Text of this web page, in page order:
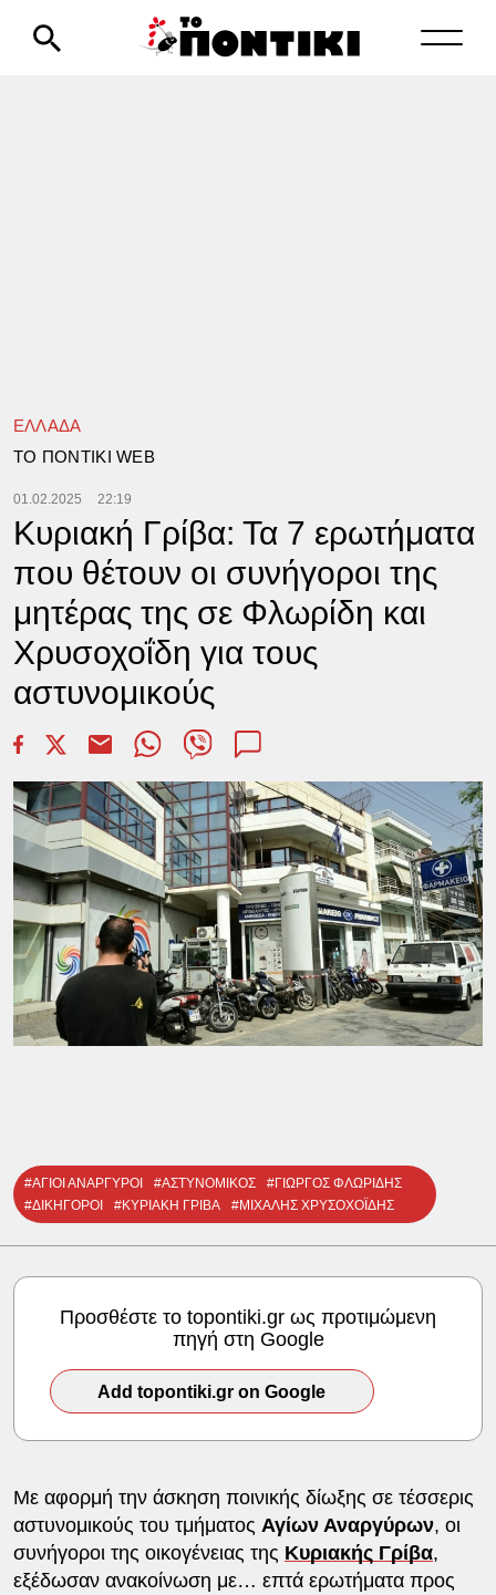
ΕΛΛΑΔΑ
TΟ ΠΟΝΤΙΚΙ WEB
01.02.2025 22:19
Κυριακή Γρίβα: Τα 7 ερωτήματα
που θέτουν οι συνήγοροι της
μητέρας της σε Φλωρίδη και
Χρυσοχοΐδη για τους
αστυνομικούς
#ΑΓΙΟΙ ΑΝΑΡΓΥΡΟΙ #ΑΣΤΥΝΟΜΙΚΟΣ
#ΓΙΩΡΓΟΣ ΦΛΩΡΙΔΗΣ
#ΔΙΚΗΓΟΡΟΙ
#ΚΥΡΙΑΚΗ ΓΡΙΒΑ #ΜΙΧΑΛΗΣ ΧΡΥΣΟΧΟΪΔΗΣ
Προσθέστε το topontiki.gr ως προτιμώμενη
πηγή στη Google
Add topontiki.gr on Google
Με αφορμή την άσκηση ποινικής δίωξης σε τέσσερις
αστυνομικούς του τμήματος Αγίων Αναργύρων, οι
συνήγοροι της οικογένειας της Κυριακής Γρίβα,
εξέδωσαν ανακοίνωση με… επτά ερωτήματα προς